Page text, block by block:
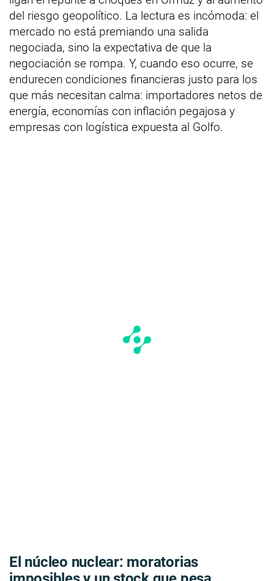
del riesgo geopolítico. La lectura es incómoda: el
mercado no está premiando una salida
negociada, sino la expectativa de que la
negociación se rompa. Y, cuando eso ocurre, se
endurecen condiciones financieras justo para los
que más necesitan calma: importadores netos de
energía, economías con inflación pegajosa y
empresas con logística expuesta al Golfo.
El núcleo nuclear: moratorias